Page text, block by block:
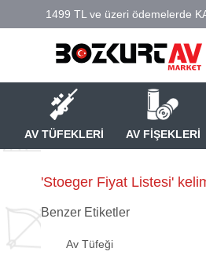
AV TÜFEKLERİ AV FİŞEKLERİ
'Stoeger Fiyat Listesi'
Benzer Etiketler
Av Tüfeği